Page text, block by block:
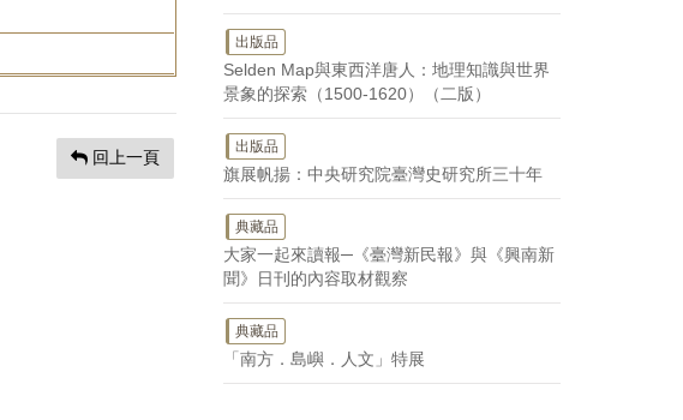
回上一頁
出版品
Selden Map與東西洋唐人：地理知識與世界
景象的探索（1500-1620）（二版）
出版品
旗展帆揚：中央研究院臺灣史研究所三十年
典藏品
大家一起來讀報─《臺灣新民報》與《興南新
聞》日刊的內容取材觀察
典藏品
「南方．島嶼．人文」特展